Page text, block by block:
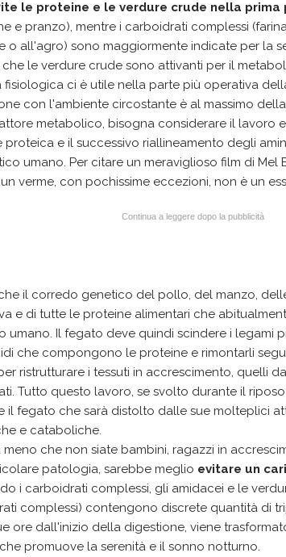
le proteine e le verdure crude nella
e pranzo), mentre i carboidrati complessi
o all'agro) sono maggiormente indicate per la
le verdure crude sono attivanti per il
fisiologica ci è utile nella parte più operativa
con l'ambiente circostante è al massimo
metabolico, bisogna considerare il lavoro
proteica e il successivo riallineamento degli
umano. Per citare un meraviglioso film di Mel
verme, con pochissime eccezioni, non è un
Continua a leggere dopo la pubblicità
il corredo genetico del pollo, del manzo,
e di tutte le proteine alimentari che
umano. Il fegato deve quindi scindere i legami
che compongono le proteine e rimontarli
ristrutturare i tessuti in accrescimento, quelli
Tutto questo lavoro, se svolto durante il
il fegato che sarà distolto dalle sue molteplici
e cataboliche.
meno che non siate bambini, ragazzi in
patologia, sarebbe meglio evitare un
i carboidrati complessi, gli amidacei e le
complessi) contengono discrete quantità di
ore dall'inizio della digestione, viene
promuove la serenità e il sonno notturno.